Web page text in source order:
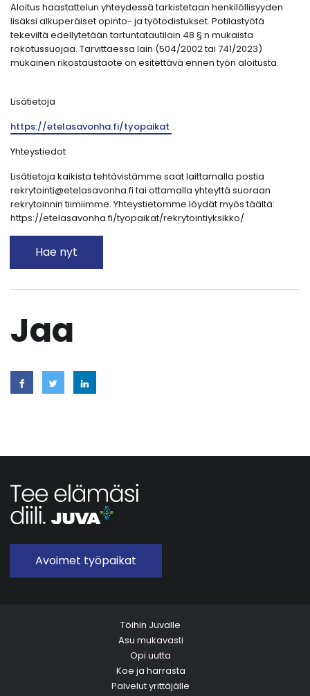
Aloitus haastattelun yhteydessä tarkistetaan henkilöllisyyden
lisäksi alkuperäiset opinto- ja työtodistukset. Potilastyötä
tekeviltä edellytetään tartuntatautilain 48 §:n mukaista
rokotussuojaa. Tarvittaessa lain (504/2002 tai 741/2023)
mukainen rikostaustaote on esitettävä ennen työn aloitusta.
Lisätietoja
https://etelasavonha.fi/tyopaikat
Yhteystiedot
Lisätietoja kaikista tehtävistämme saat laittamalla postia
rekrytointi@etelasavonha.fi tai ottamalla yhteyttä suoraan
rekrytoinnin tiimiimme. Yhteystietomme löydät myös täältä:
https://etelasavonha.fi/tyopaikat/rekrytointiyksikko/
Hae nyt
Jaa
Avoimet työpaikat
Töihin Juvalle
Asu mukavasti
Opi uutta
Koe ja harrasta
Palvelut yrittäjälle